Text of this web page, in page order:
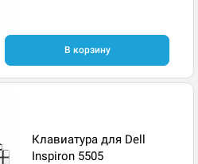
В корзину
Клавиатура для Dell
Inspiron 5505